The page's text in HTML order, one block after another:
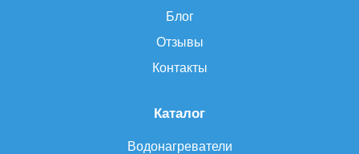
Каталог
Водонагреватели
Блог
Отзывы
Контакты